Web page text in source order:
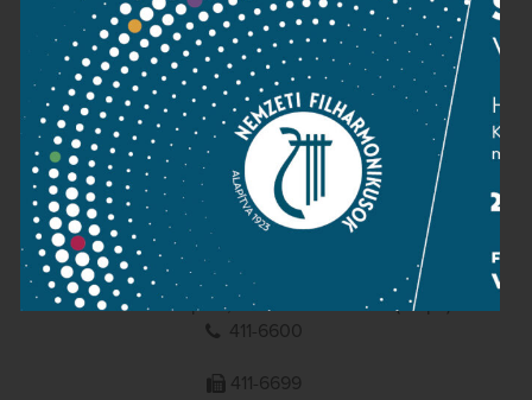
Impresszum
NEMZETI
FILHARMONIKUSOK
1095 Budapest, Komor Marcell u. 1. (Müpa)
411-6600
411-6699